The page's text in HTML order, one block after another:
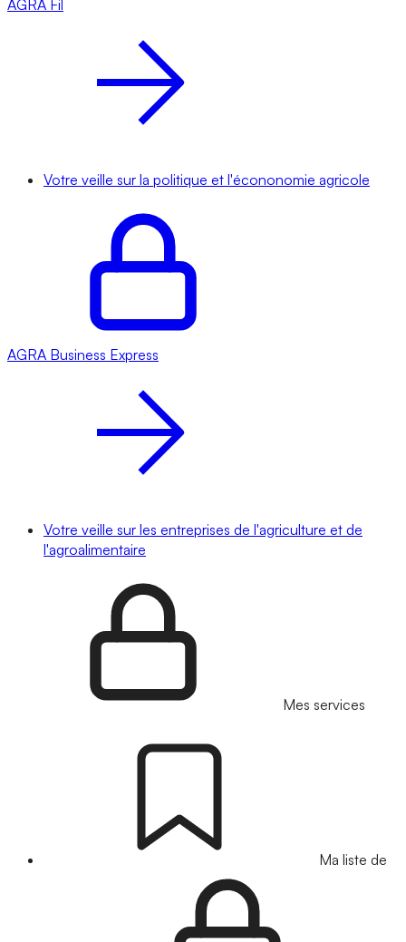
AGRA Fil
Votre veille sur la politique et l'écononomie agricole
AGRA Business Express
Votre veille sur les entreprises de l'agriculture et de
l'agroalimentaire
Mes services
Ma liste de